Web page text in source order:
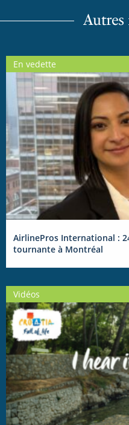
Autres
En vedette
AirlinePros International :
tournante à Montréal
Vidéos